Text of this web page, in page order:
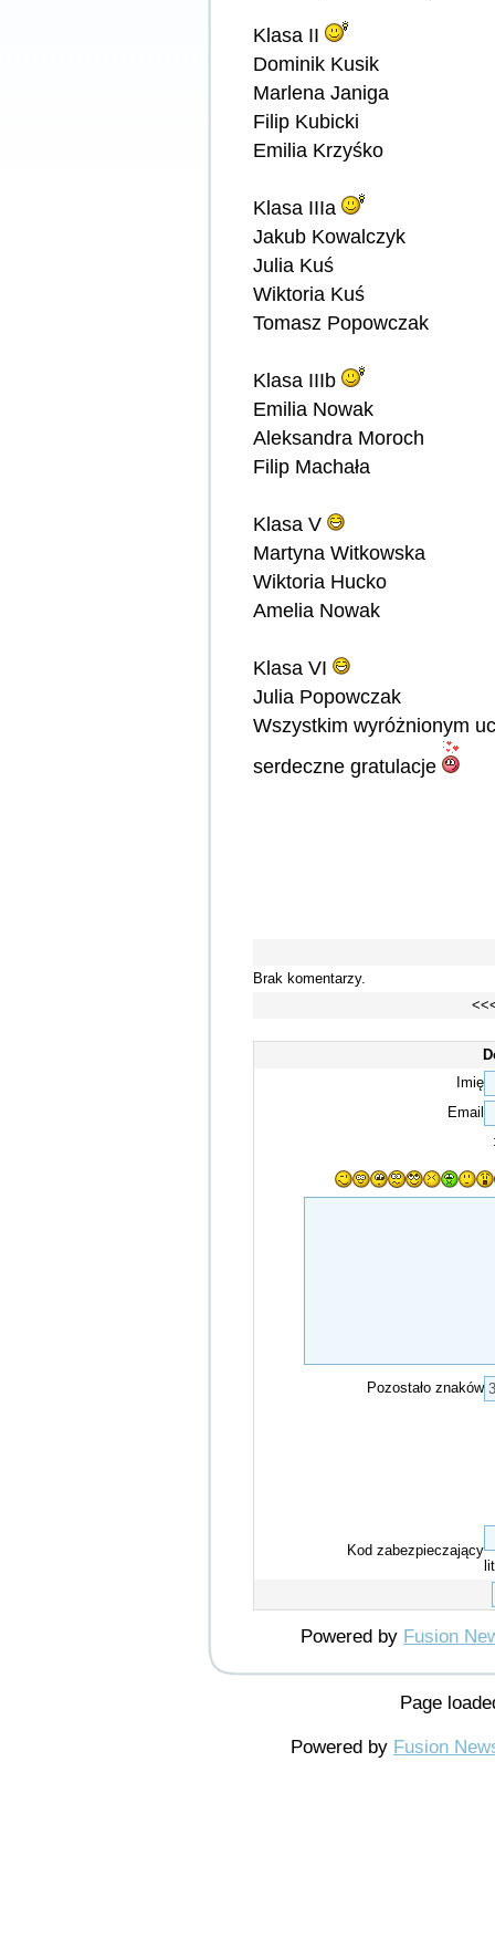
Klasa II
Dominik Kusik
Marlena Janiga
Filip Kubicki
Emilia Krzyśko
Klasa IIIa
Jakub Kowalczyk
Julia Kuś
Wiktoria Kuś
Tomasz Popowczak
Klasa IIIb
Emilia Nowak
Aleksandra Moroch
Filip Machała
Klasa V
Martyna Witkowska
Wiktoria Hucko
Amelia Nowak
Klasa VI
Julia Popowczak
Wszystkim wyróżnionym
serdeczne gratulacje
Brak komentarzy.
Imię
Email
Pozostało znaków
Kod zabezpieczający
Powered by Fusion
Page
Powered by Fusion